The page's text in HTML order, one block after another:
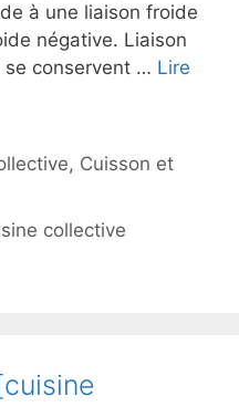
à une liaison froide
négative. Liaison
conservent … Lire
, Cuisson et
collective